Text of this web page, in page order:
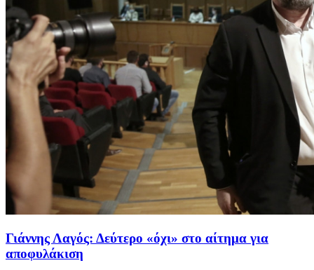
Γιάννης Λαγός: Δεύτερο «όχι» στο αίτημα για
αποφυλάκιση